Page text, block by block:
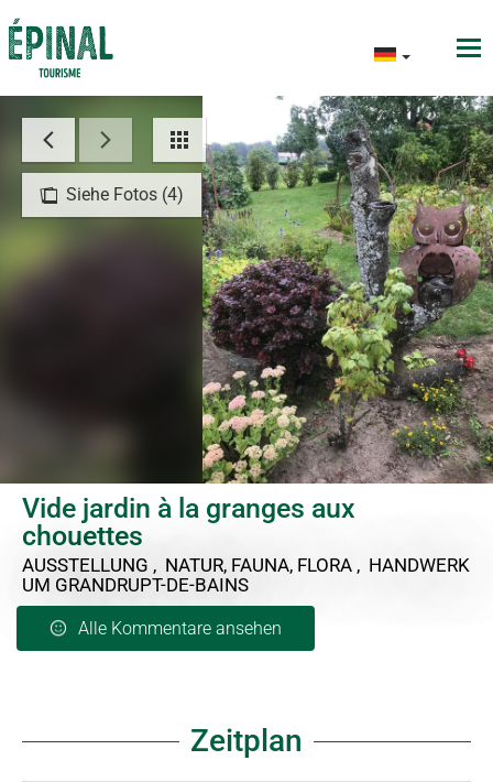
Siehe Fotos (4)
Vide jardin à la granges aux
chouettes
AUSSTELLUNG , NATUR, FAUNA, FLORA , HANDWERK
UM GRANDRUPT-DE-BAINS
Alle Kommentare ansehen
Zeitplan